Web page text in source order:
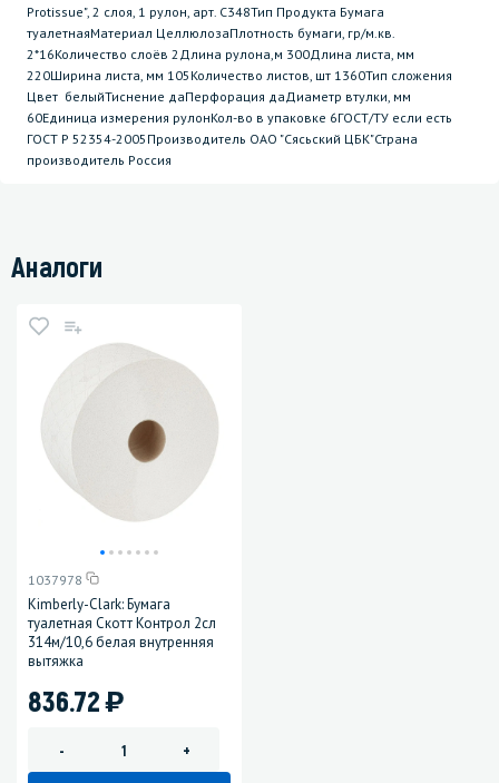
Protissue", 2 слоя, 1 рулон, арт. С348Тип Продукта Бумага
туалетнаяМатериал ЦеллюлозаПлотность бумаги, гр/м.кв.
2*16Количество слоёв 2Длина рулона,м 300Длина листа, мм
220Ширина листа, мм 105Количество листов, шт 1360Тип сложения
Цвет белыйТиснение даПерфорация даДиаметр втулки, мм
60Единица измерения рулонКол-во в упаковке 6ГОСТ/ТУ если есть
ГОСТ Р 52354-2005Производитель ОАО "Сясьский ЦБК"Страна
производитель Россия
Аналоги
1037978
Kimberly-Clark: Бумага
туалетная Скотт Контрол 2сл
314м/10,6 белая внутренняя
вытяжка
836.72)
- +